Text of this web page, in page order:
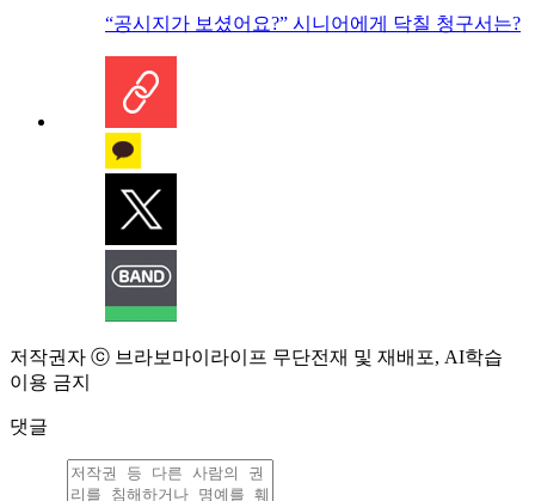
“공시지가 보셨어요?” 시니어에게 닥칠 청구서는?
저작권자 ⓒ 브라보마이라이프 무단전재 및 재배포, AI학습
이용 금지
댓글